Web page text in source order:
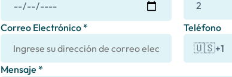
Correo Electrónico * Teléfono
🇺🇸+1
Mensaje *